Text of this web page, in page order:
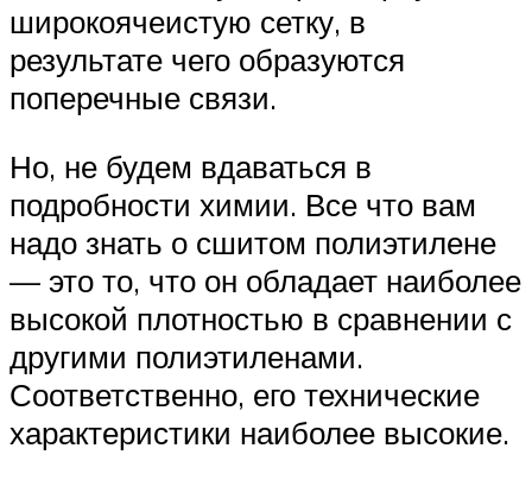
широкоячеистую сетку, в
результате чего образуются
поперечные связи.
Но, не будем вдаваться в
подробности химии. Все что вам
надо знать о сшитом полиэтилене
— это то, что он обладает наиболее
высокой плотностью в сравнении с
другими полиэтиленами.
Соответственно, его технические
характеристики наиболее высокие.